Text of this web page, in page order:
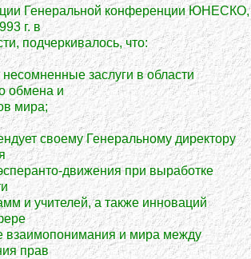
Генеральной конференции ЮНЕСКО,
г. в
подчеркивалось, что:
заслуги в области
обмена и
мира;
своему Генеральному директору
движения при выработке
и учителей, а также инноваций
взаимопонимания и мира между
прав